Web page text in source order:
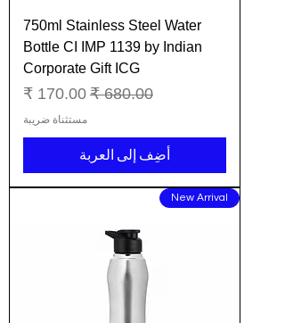
750ml Stainless Steel Water
Bottle CI IMP 1139 by Indian
Corporate Gift ICG
سعر عاديسعر البيع
مستثناة ضريبة
أضِف إلى العربة
New Arrival